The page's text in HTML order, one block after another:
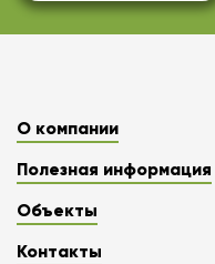
О компании
Полезная информация
Объекты
Контакты